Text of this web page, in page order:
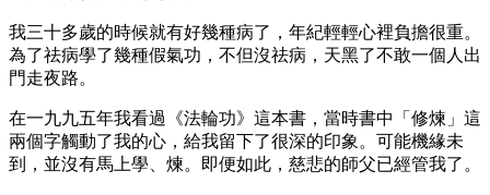
我三十多歲的時候就有好幾種病了，年紀輕輕心裡負擔很重。
為了祛病學了幾種假氣功，不但沒祛病，天黑了不敢一個人出
門走夜路。
在一九九五年我看過《法輪功》這本書，當時書中「修煉」這
兩個字觸動了我的心，給我留下了很深的印象。可能機緣未
到，並沒有馬上學、煉。即便如此，慈悲的師父已經管我了。